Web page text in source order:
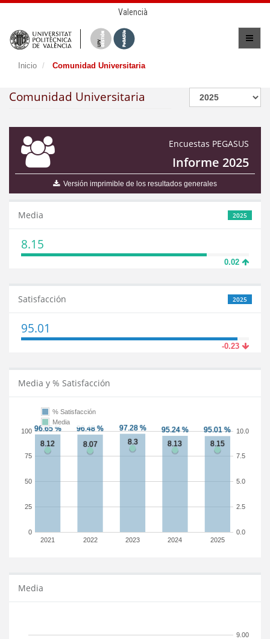
Valencià
Inicio Comunidad Universitaria
Comunidad Universitaria
Encuestas PEGASUS
Informe 2025
Versión imprimible de los resultados generales
2025
Media
8.15
0.02
2025
Satisfacción
95.01
-0.23
Media y % Satisfacción
2021 2022 2023 2024 2025
0
25
50
75
100
0.0
2.5
5.0
7.5
10.0
% Satisfacción
Media
Media
9.00